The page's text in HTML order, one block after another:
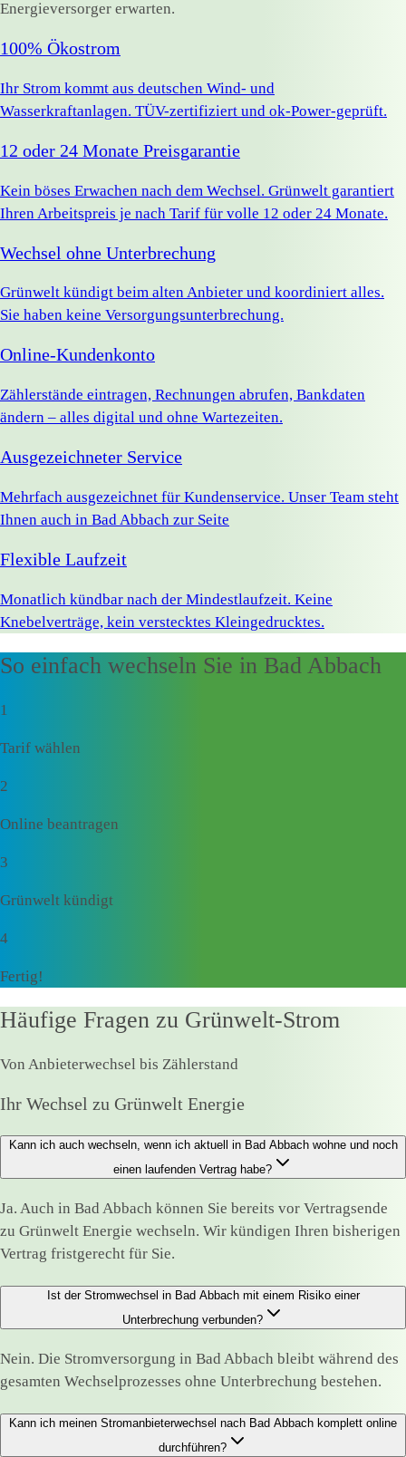
Energieversorger erwarten.
100% Ökostrom
Ihr Strom kommt aus deutschen Wind- und
Wasserkraftanlagen. TÜV-zertifiziert und ok-Power-geprüft.
12 oder 24 Monate Preisgarantie
Kein böses Erwachen nach dem Wechsel. Grünwelt garantiert
Ihren Arbeitspreis je nach Tarif für volle 12 oder 24 Monate.
Wechsel ohne Unterbrechung
Grünwelt kündigt beim alten Anbieter und koordiniert alles.
Sie haben keine Versorgungsunterbrechung.
Online-Kundenkonto
Zählerstände eintragen, Rechnungen abrufen, Bankdaten
ändern – alles digital und ohne Wartezeiten.
Ausgezeichneter Service
Mehrfach ausgezeichnet für Kundenservice. Unser Team steht
Ihnen auch in Bad Abbach zur Seite
Flexible Laufzeit
Monatlich kündbar nach der Mindestlaufzeit. Keine
Knebelverträge, kein verstecktes Kleingedrucktes.
So einfach wechseln Sie in Bad Abbach
1
Tarif wählen
2
Online beantragen
3
Grünwelt kündigt
4
Fertig!
Häufige Fragen zu Grünwelt-Strom
Von Anbieterwechsel bis Zählerstand
Ihr Wechsel zu Grünwelt Energie
Kann ich auch wechseln, wenn ich aktuell in Bad Abbach wohne und noch
einen laufenden Vertrag habe?
Ja. Auch in Bad Abbach können Sie bereits vor Vertragsende
zu Grünwelt Energie wechseln. Wir kündigen Ihren bisherigen
Vertrag fristgerecht für Sie.
Ist der Stromwechsel in Bad Abbach mit einem Risiko einer
Unterbrechung verbunden?
Nein. Die Stromversorgung in Bad Abbach bleibt während des
gesamten Wechselprozesses ohne Unterbrechung bestehen.
Kann ich meinen Stromanbieterwechsel nach Bad Abbach komplett online
durchführen?